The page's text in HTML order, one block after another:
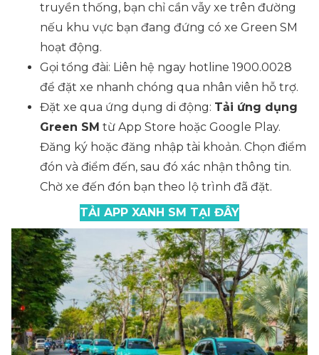
truyền thống, bạn chỉ cần vẫy xe trên đường
nếu khu vực bạn đang đứng có xe Green SM
hoạt động.
Gọi tổng đài: Liên hệ ngay hotline 1900.0028
để đặt xe nhanh chóng qua nhân viên hỗ trợ.
Đặt xe qua ứng dụng di động: Tải ứng dụng
Green SM từ App Store hoặc Google Play.
Đăng ký hoặc đăng nhập tài khoản. Chọn điểm
đón và điểm đến, sau đó xác nhận thông tin.
Chờ xe đến đón bạn theo lộ trình đã đặt.
TẢI APP XANH SM TẠI ĐÂY